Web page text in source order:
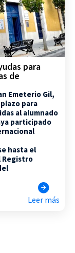
para
de
Emeterio Gil,
para
al alumnado
participado
hasta el
Registro
Leer más